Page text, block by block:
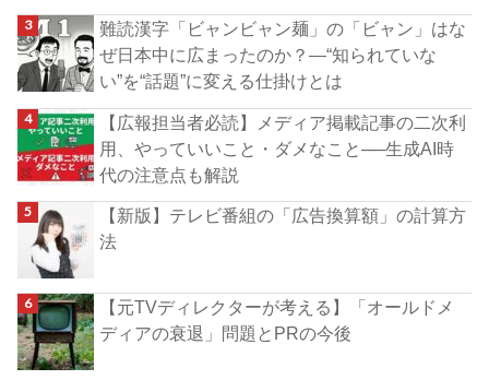
難読漢字「ビャンビャン麺」の「ビャン」はな
ぜ日本中に広まったのか？―“知られていな
い”を“話題”に変える仕掛けとは
【広報担当者必読】メディア掲載記事の二次利
用、やっていいこと・ダメなこと──生成AI時
代の注意点も解説
【新版】テレビ番組の「広告換算額」の計算方
法
【元TVディレクターが考える】「オールドメ
ディアの衰退」問題とPRの今後